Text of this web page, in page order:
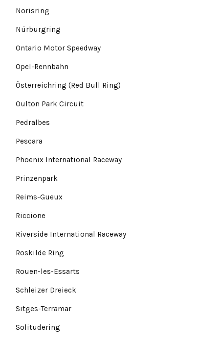
Norisring
Nürburgring
Ontario Motor Speedway
Opel-Rennbahn
Österreichring (Red Bull Ring)
Oulton Park Circuit
Pedralbes
Pescara
Phoenix International Raceway
Prinzenpark
Reims-Gueux
Riccione
Riverside International Raceway
Roskilde Ring
Rouen-les-Essarts
Schleizer Dreieck
Sitges-Terramar
Solitudering